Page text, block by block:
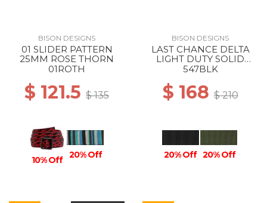
BISON DESIGNS
01 SLIDER PATTERN
25MM ROSE THORN
01ROTH
$ 121.5 $ 135
10% Off
20% Off
BISON DESIGNS
LAST CHANCE DELTA
LIGHT DUTY SOLID
38MM BLACK
547BLK
$ 168$ 210
20% Off 20% Off